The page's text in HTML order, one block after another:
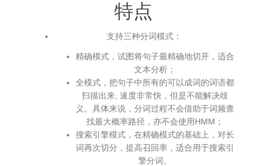
特点
支持三种分词模式：
精确模式，试图将句子最精确地切开，适合
文本分析；
全模式，把句子中所有的可以成词的词语都
扫描出来, 速度非常快，但是不能解决歧
义。具体来说，分词过程不会借助于词频查
找最大概率路径，亦不会使用HMM；
搜索引擎模式，在精确模式的基础上，对长
词再次切分，提高召回率，适合用于搜索引
擎分词。